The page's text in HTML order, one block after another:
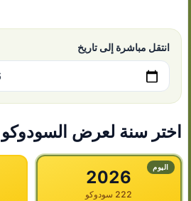
انتقل مباشرة إلى تاريخ
اختر سنة لعرض السودوكو
اليوم 2026
222 سودوكو